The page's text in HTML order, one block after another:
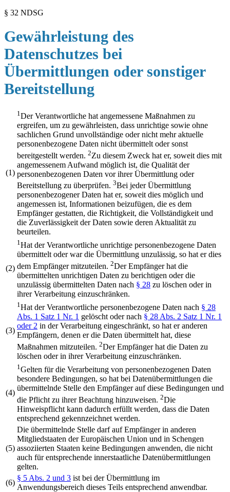
§ 32 NDSG
Gewährleistung des
Datenschutzes bei
Übermittlungen oder sonstiger
Bereitstellung
(1)
1Der Verantwortliche hat angemessene Maßnahmen zu
ergreifen, um zu gewährleisten, dass unrichtige sowie ohne
sachlichen Grund unvollständige oder nicht mehr aktuelle
personenbezogene Daten nicht übermittelt oder sonst
bereitgestellt werden. 2Zu diesem Zweck hat er, soweit dies mit
angemessenem Aufwand möglich ist, die Qualität der
personenbezogenen Daten vor ihrer Übermittlung oder
Bereitstellung zu überprüfen. 3Bei jeder Übermittlung
personenbezogener Daten hat er, soweit dies möglich und
angemessen ist, Informationen beizufügen, die es dem
Empfänger gestatten, die Richtigkeit, die Vollständigkeit und
die Zuverlässigkeit der Daten sowie deren Aktualität zu
beurteilen.
(2)
1Hat der Verantwortliche unrichtige personenbezogene Daten
übermittelt oder war die Übermittlung unzulässig, so hat er dies
dem Empfänger mitzuteilen. 2Der Empfänger hat die
übermittelten unrichtigen Daten zu berichtigen oder die
unzulässig übermittelten Daten nach § 28 zu löschen oder in
ihrer Verarbeitung einzuschränken.
(3)
1Hat der Verantwortliche personenbezogene Daten nach § 28
Abs. 1 Satz 1 Nr. 1 gelöscht oder nach § 28 Abs. 2 Satz 1 Nr. 1
oder 2 in der Verarbeitung eingeschränkt, so hat er anderen
Empfängern, denen er die Daten übermittelt hat, diese
Maßnahmen mitzuteilen. 2Der Empfänger hat die Daten zu
löschen oder in ihrer Verarbeitung einzuschränken.
(4)
1Gelten für die Verarbeitung von personenbezogenen Daten
besondere Bedingungen, so hat bei Datenübermittlungen die
übermittelnde Stelle den Empfänger auf diese Bedingungen und
die Pflicht zu ihrer Beachtung hinzuweisen. 2Die
Hinweispflicht kann dadurch erfüllt werden, dass die Daten
entsprechend gekennzeichnet werden.
(5)
Die übermittelnde Stelle darf auf Empfänger in anderen
Mitgliedstaaten der Europäischen Union und in Schengen
assoziierten Staaten keine Bedingungen anwenden, die nicht
auch für entsprechende innerstaatliche Datenübermittlungen
gelten.
(6)
§ 5 Abs. 2 und 3 ist bei der Übermittlung im
Anwendungsbereich dieses Teils entsprechend anwendbar.